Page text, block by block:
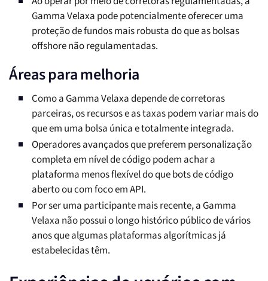
Gamma Velaxa pode potencialmente oferecer uma
proteção de fundos mais robusta do que as bolsas
offshore não regulamentadas.
Áreas para melhoria
Como a Gamma Velaxa depende de corretoras
parceiras, os recursos e as taxas podem variar mais do
que em uma bolsa única e totalmente integrada.
Operadores avançados que preferem personalização
completa em nível de código podem achar a
plataforma menos flexível do que bots de código
aberto ou com foco em API.
Por ser uma participante mais recente, a Gamma
Velaxa não possui o longo histórico público de vários
anos que algumas plataformas algorítmicas já
estabelecidas têm.